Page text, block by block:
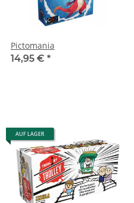
Pictomania
14,95 € *
AUF LAGER